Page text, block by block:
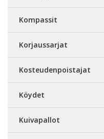
Kompassit
Korjaussarjat
Kosteudenpoistajat
Köydet
Kuivapallot